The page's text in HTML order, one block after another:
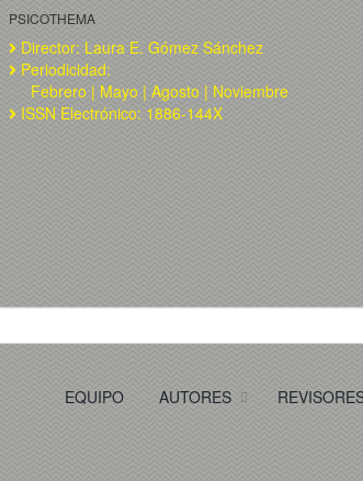
PSICOTHEMA
Director: Laura E. Gómez Sánchez
Periodicidad:
Febrero | Mayo | Agosto | Noviembre
ISSN Electrónico: 1886-144X
EQUIPO AUTORES